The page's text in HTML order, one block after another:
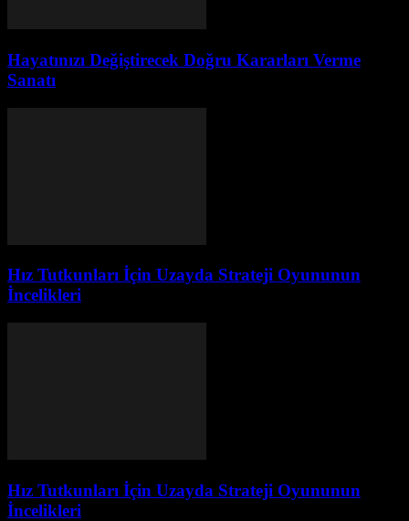
Hayatınızı Değiştirecek Doğru Kararları Verme
Sanatı
Hız Tutkunları İçin Uzayda Strateji Oyununun
İncelikleri
Hız Tutkunları İçin Uzayda Strateji Oyununun
İncelikleri